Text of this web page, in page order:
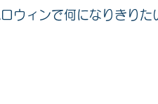
ウィンで何になりきり